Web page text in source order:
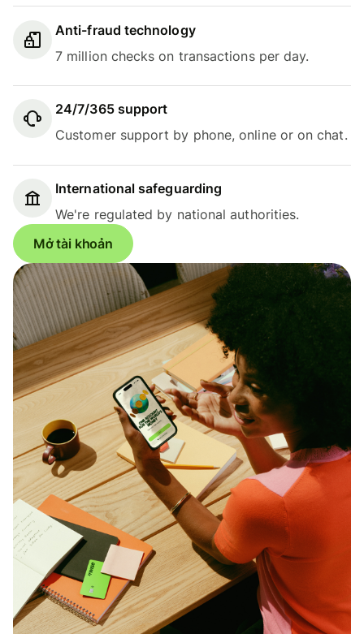
Anti-fraud technology
7 million checks on transactions per day.
24/7/365 support
Customer support by phone, online or on chat.
International safeguarding
We're regulated by national authorities.
Mở tài khoản